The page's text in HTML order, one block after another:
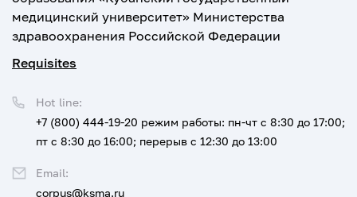
медицинский университет» Министерства
здравоохранения Российской Федерации
Requisites
Hot line:
+7 (800) 444-19-20 режим работы: пн-чт с 8:30 до 17:00;
пт с 8:30 до 16:00; перерыв с 12:30 до 13:00
Email:
corpus@ksma.ru